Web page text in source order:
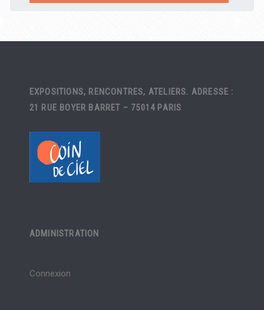
EXPOSITIONS, RENCONTRES, ATELIERS. ADRESSE :
21 RUE BOYER BARRET – 75014 PARIS
ADMINISTRATION
Connexion